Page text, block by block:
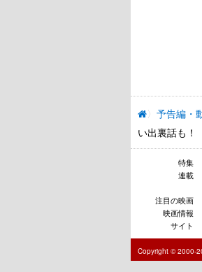
予告編・
い出裏話も！
特集
連載
注目の映画
映画情報
サイト
Copyright © 2000-